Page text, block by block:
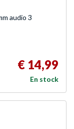
audio 3
€ 14,99
En stock